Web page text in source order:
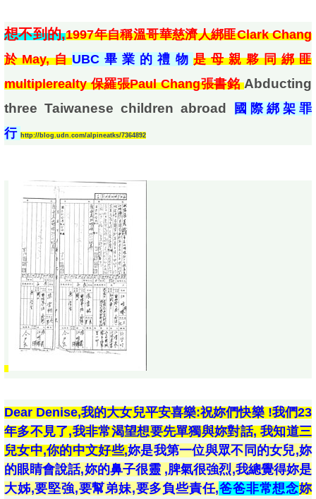
想不到的,1997年自稱溫哥華慈濟人綁匪Clark Chang
於May,自UBC畢業的禮物 是母親夥同綁匪
multiplerealty 保羅張Paul Chang張書銘Abducting
three Taiwanese children abroad
國際綁架罪
行 http://blog.udn.com/alpineatks/7364892
Dear Denise,我的大女兒平安喜樂:祝妳們快樂 !我們23
年多不見了,我非常渴望想要先單獨與妳對話, 我知道三
兒女中,你的中文好些,妳是我第一位與眾不同的女兒,妳
的眼睛會說話,妳的鼻子很靈 ,脾氣很強烈,我總覺得妳是
大姊,要堅強,要幫弟妹,要多負些責任,爸爸非常想念妳